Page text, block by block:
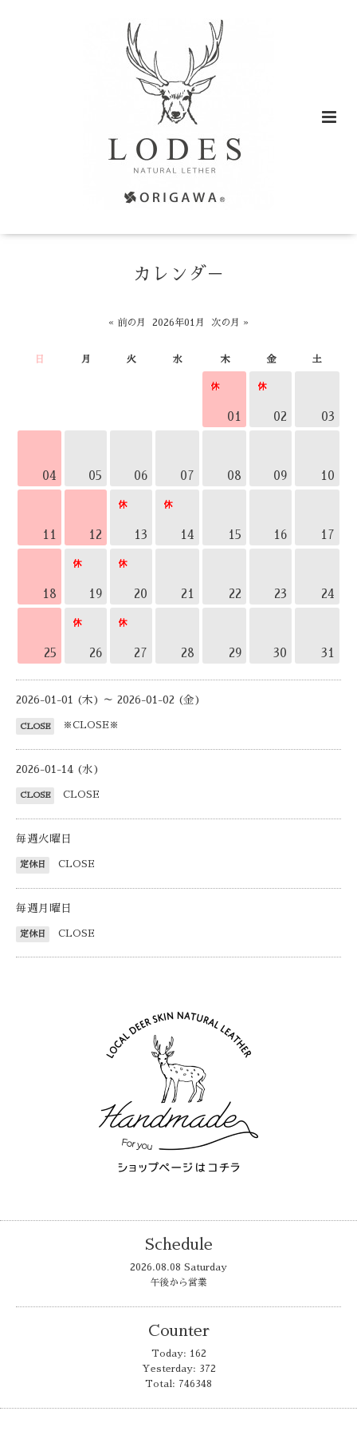
カレンダ－
« 前の月 2026年01月 次の月 »
日 月 火 水 木 金 土
01 02 03
04 05 06 07 08 09 10
11 12 13 14 15 16 17
18 19 20 21 22 23 24
25 26 27 28 29 30 31
2026-01-01 (木) ～ 2026-01-02 (金)
CLOSE ※CLOSE※
2026-01-14 (水)
CLOSE CLOSE
毎週火曜日
定休日 CLOSE
毎週月曜日
定休日 CLOSE
Schedule
2026.08.08 Saturday
午後から営業
Counter
Today: 162
Yesterday: 372
Total: 746348